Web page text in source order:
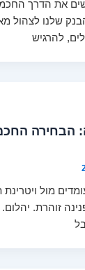
את הדרך
שלנו לצהול
להרגיש
הבחירה
מול
זוהרת.